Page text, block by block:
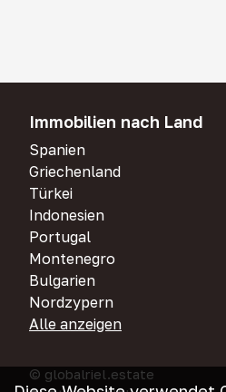
Immobilien nach Land
Spanien
Griechenland
Türkei
Indonesien
Portugal
Montenegro
Bulgarien
Nordzypern
Alle anzeigen
© globalriel.estate